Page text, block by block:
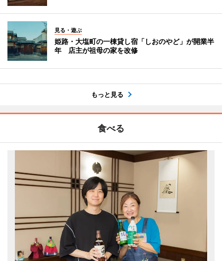
見る・遊ぶ
姫路・大塩町の一棟貸し宿「しおのやど」が開業半
年 店主が祖母の家を改修
もっと見る
食べる